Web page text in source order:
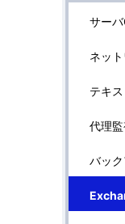
。
サー
ネッ
テキ
代理監
バッ